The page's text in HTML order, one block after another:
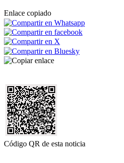
Enlace copiado
Código QR de esta noticia